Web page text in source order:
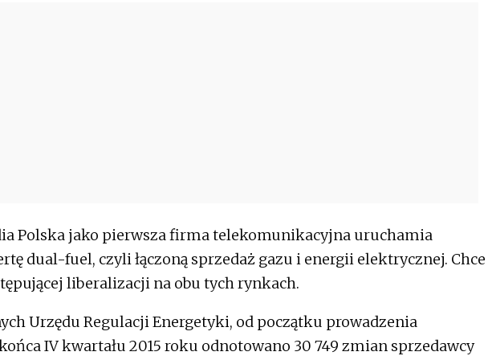
Polska jako pierwsza firma telekomunikacyjna uruchamia
dual-fuel, czyli łączoną sprzedaż gazu i energii elektrycznej. Chce
liberalizacji na obu tych rynkach.
Urzędu Regulacji Energetyki, od początku prowadzenia
IV kwartału 2015 roku odnotowano 30 749 zmian sprzedawcy